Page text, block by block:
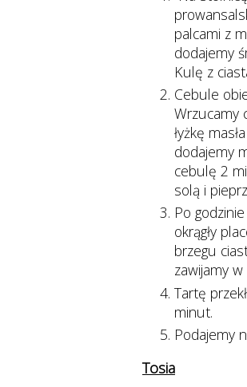
palcami z
dodajemy
Kulę z
Cebule
Wrzucamy
łyżkę
dodajemy
cebulę 2
solą i
Po
okrągły
brzegu
zawijamy
Tartę
minut.
Podajemy
Tosia